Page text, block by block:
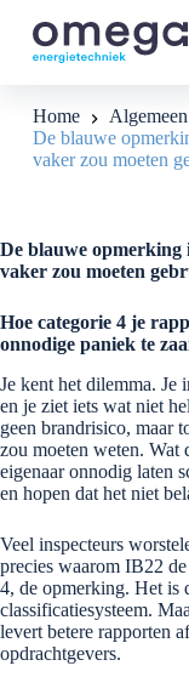
G
n
d
h
o
u
Home
Algemeen
De blauwe
vaker zou moeten
De blauwe opmerking
vaker zou moeten
Hoe categorie 4 je
onnodige paniek te
Je kent het dilemma. Je
en je ziet iets wat niet
geen brandrisico, maar
zou moeten weten. Wat
eigenaar onnodig laten
en hopen dat het niet
Veel inspecteurs
precies waarom IB22
4, de opmerking. Het is
classificatiesysteem.
levert betere rapporten
opdrachtgevers.